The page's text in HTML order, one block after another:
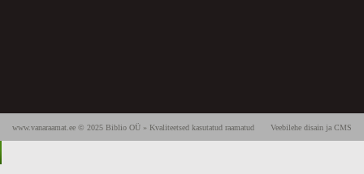
Veebilehe disain ja CMS
www.vanaraamat.ee © 2025 Biblio OÜ » Kvaliteetsed kasutatud raamatud